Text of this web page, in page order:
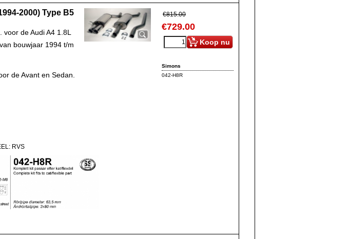
€815.00
€729.00
Koop nu
Simons
042-H8R
2000) Type B5
de Audi A4 1.8L
bouwjaar 1994 t/m
de Avant en Sedan.
RVS